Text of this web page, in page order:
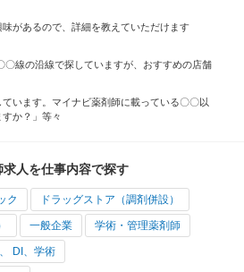
味があるので、詳細を教えていただけます
〇線の沿線で探していますが、おすすめの店舗
ています。マイナビ薬剤師に載っている〇〇以
か？」等々
人を仕事内容で探す
ク ドラッグストア（調剤併設）
一般企業 学術・管理薬剤師
DI、学術